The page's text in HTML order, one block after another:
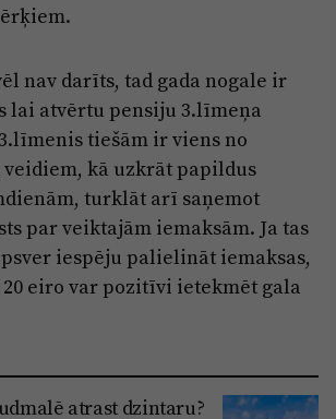
nav darīts, tad gada nogale ir
lai atvērtu pensiju 3.līmeņa
tiešām ir viens no
kā uzkrāt papildus
turklāt arī saņemot
par veiktajām iemaksām. Ja tas
iespēju palielināt iemaksas,
eiro var pozitīvi ietekmēt gala
atrast dzintaru?